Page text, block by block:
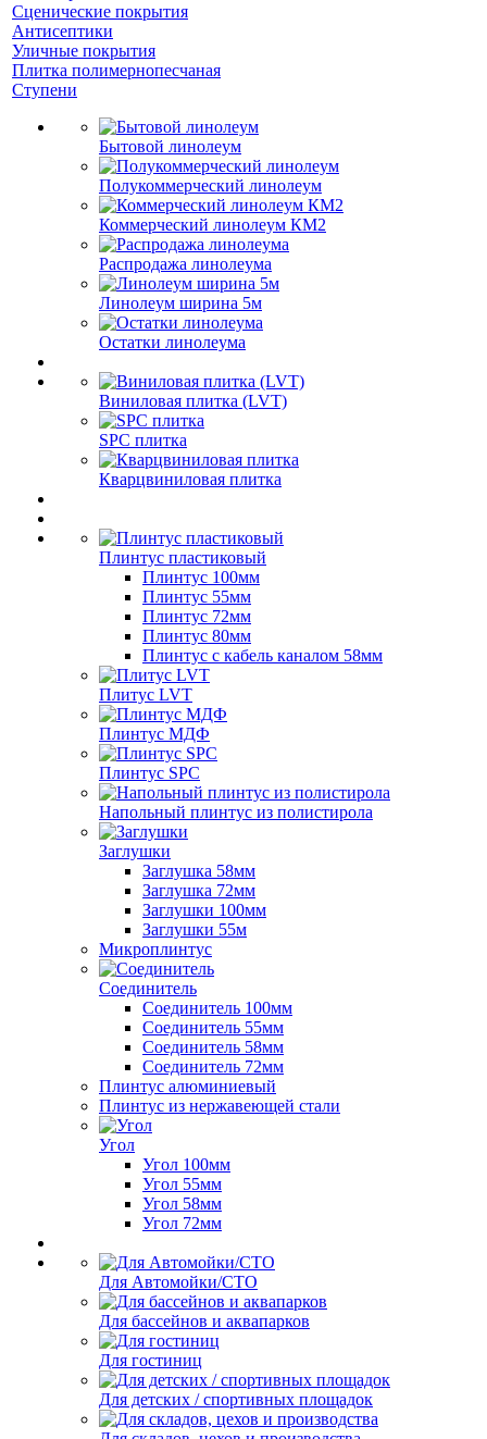
Сценические покрытия
Антисептики
Уличные покрытия
Плитка полимернопесчаная
Ступени
Бытовой линолеум
Полукоммерческий линолеум
Коммерческий линолеум КМ2
Распродажа линолеума
Линолеум ширина 5м
Остатки линолеума
Виниловая плитка (LVT)
SPC плитка
Кварцвиниловая плитка
Плинтус пластиковый
Плинтус 100мм
Плинтус 55мм
Плинтус 72мм
Плинтус 80мм
Плинтус с кабель каналом 58мм
Плитус LVT
Плинтус МДФ
Плинтус SPC
Напольный плинтус из полистирола
Заглушки
Заглушка 58мм
Заглушка 72мм
Заглушки 100мм
Заглушки 55м
Микроплинтус
Соединитель
Соединитель 100мм
Соединитель 55мм
Соединитель 58мм
Соединитель 72мм
Плинтус алюминиевый
Плинтус из нержавеющей стали
Угол
Угол 100мм
Угол 55мм
Угол 58мм
Угол 72мм
Для Автомойки/СТО
Для бассейнов и аквапарков
Для гостиниц
Для детских / спортивных площадок